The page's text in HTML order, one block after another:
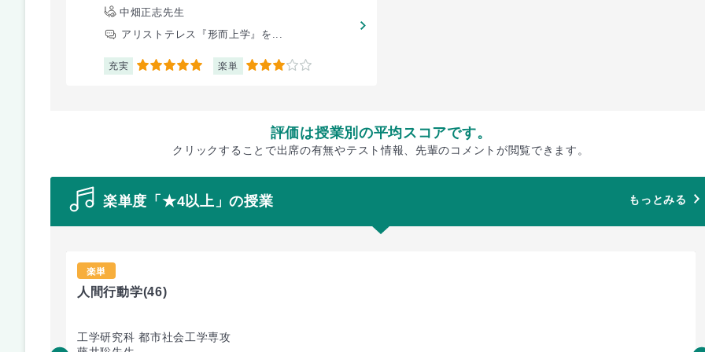
中畑正志先生
アリストテレス『形而上学』を...
充実 5 楽単 3
評価は授業別の平均スコアです。
クリックすることで出席の有無やテスト情報、先輩のコメントが閲覧できます。
楽単度「★4以上」の授業 もっとみる
楽単
人間行動学(46)
工学研究科 都市社会工学専攻